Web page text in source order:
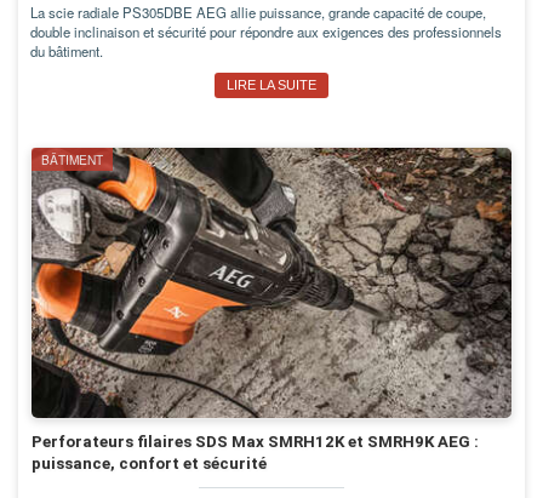
La scie radiale PS305DBE AEG allie puissance, grande capacité de coupe,
double inclinaison et sécurité pour répondre aux exigences des professionnels
du bâtiment.
LIRE LA SUITE
BÂTIMENT
Perforateurs filaires SDS Max SMRH12K et SMRH9K AEG :
puissance, confort et sécurité